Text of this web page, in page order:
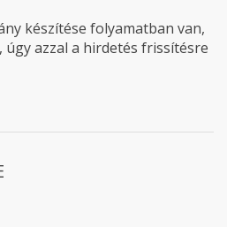
készítése folyamatban van,
azzal a hirdetés frissítésre